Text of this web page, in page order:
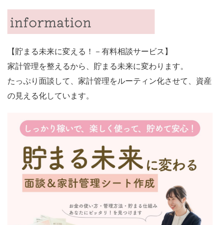
【貯まる未来に変える！－有料相談サービス】
家計管理を整えるから、貯まる未来に変わります。
たっぷり面談して、家計管理をルーティン化させて、資産
の見える化しています。